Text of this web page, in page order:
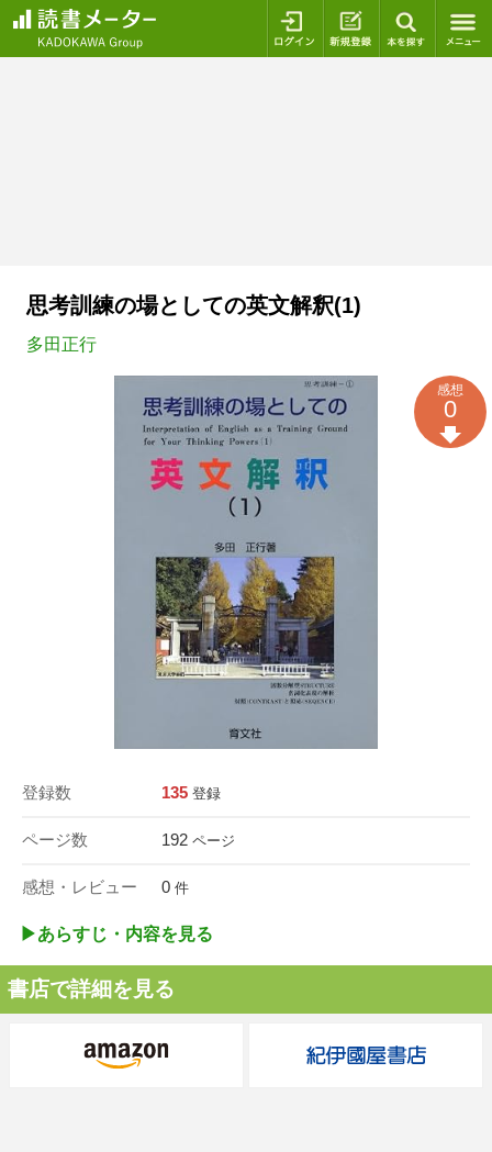
ログイン 新規登録
思考訓練の場としての英文解釈(1)
多田正行
登録数 135 登録
ページ数 192 ページ
感想・レビュー 0 件
感想
0
▶︎あらすじ・内容を見る
書店で詳細を見る